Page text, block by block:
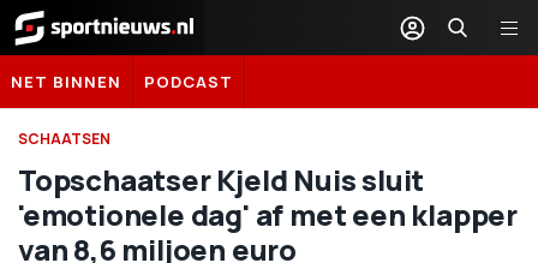
Sportnieuws.nl
NET BINNEN PODCAST
SCHAATSEN
Topschaatser Kjeld Nuis sluit
'emotionele dag' af met een klapper
van 8,6 miljoen euro